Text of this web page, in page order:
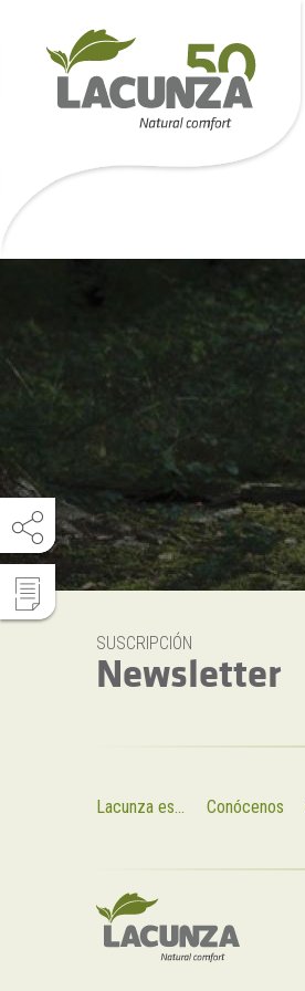
SUSCRIPCIÓN
Newsletter
Lacunza es... Conócenos